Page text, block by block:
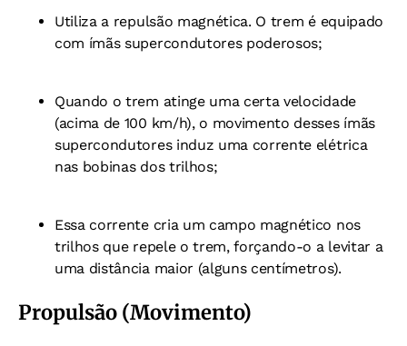
Utiliza a repulsão magnética. O trem é equipado
com ímãs supercondutores poderosos;
Quando o trem atinge uma certa velocidade
(acima de 100 km/h), o movimento desses ímãs
supercondutores induz uma corrente elétrica
nas bobinas dos trilhos;
Essa corrente cria um campo magnético nos
trilhos que repele o trem, forçando-o a levitar a
uma distância maior (alguns centímetros).
Propulsão (Movimento)